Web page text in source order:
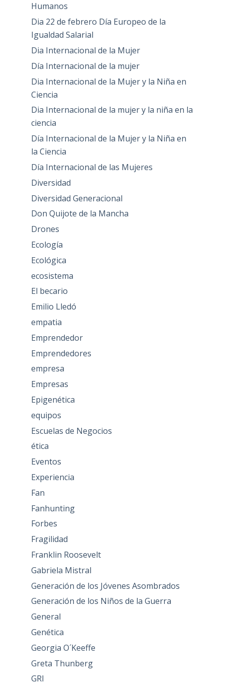
Humanos
Dia 22 de febrero Día Europeo de la
Igualdad Salarial
Dia Internacional de la Mujer
Día Internacional de la mujer
Dia Internacional de la Mujer y la Niña en
Ciencia
Dia Internacional de la mujer y la niña en la
ciencia
Día Internacional de la Mujer y la Niña en
la Ciencia
Día Internacional de las Mujeres
Diversidad
Diversidad Generacional
Don Quijote de la Mancha
Drones
Ecología
Ecológica
ecosistema
El becario
Emilio Lledó
empatia
Emprendedor
Emprendedores
empresa
Empresas
Epigenética
equipos
Escuelas de Negocios
ética
Eventos
Experiencia
Fan
Fanhunting
Forbes
Fragilidad
Franklin Roosevelt
Gabriela Mistral
Generación de los Jóvenes Asombrados
Generación de los Niños de la Guerra
General
Genética
Georgia O´Keeffe
Greta Thunberg
GRI